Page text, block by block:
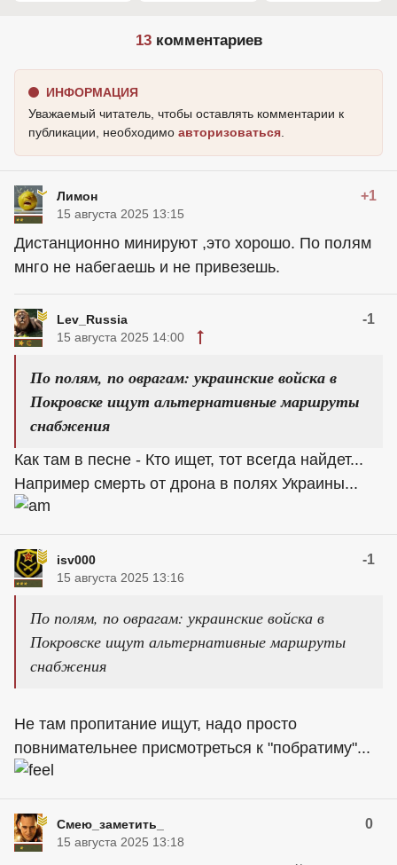
13комментариев
ИНФОРМАЦИЯ
Уважаемый читатель, чтобы оставлять комментарии к
публикации, необходимо авторизоваться
Лимон +1
15 августа 2025 13:15
Дистанционно минируют ,это хорошо. По полям
мнго не набегаешь и не привезешь.
Lev_Russia -1
15 августа 2025 14:00
По полям, по оврагам: украинские войска в
Покровске ищут альтернативные маршруты
снабжения
Как там в песне - Кто ищет, тот всегда найдет...
Например смерть от дрона в полях Украины...
isv000 -1
15 августа 2025 13:16
По полям, по оврагам: украинские войска в
Покровске ищут альтернативные маршруты
снабжения
Не там пропитание ищут, надо просто
повнимательнее присмотреться к "побратиму"...
Смею_заметить_ 0
15 августа 2025 13:18